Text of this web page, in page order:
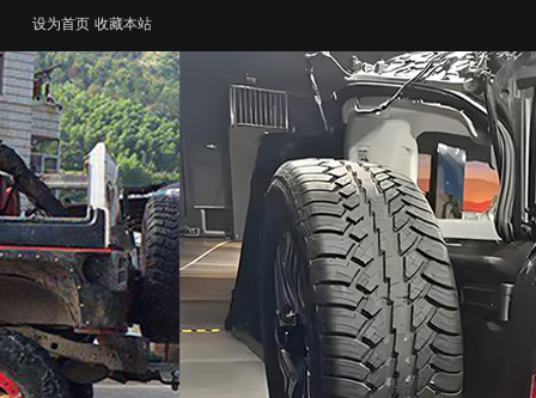
设为首页 收藏本站